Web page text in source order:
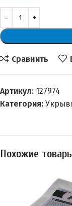
Сравнить
Артикул: 127974
Категория:
Похожие